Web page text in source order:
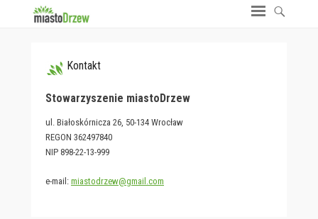
Kontakt
Stowarzyszenie miastoDrzew
ul. Białoskórnicza 26, 50-134 Wrocław
REGON 362497840
NIP 898-22-13-999
e-mail: miastodrzew@gmail.com